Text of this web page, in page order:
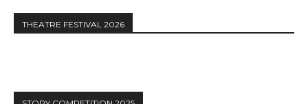
THEATRE FESTIVAL 2026